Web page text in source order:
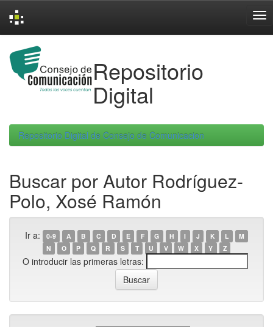
navigation
Repositorio
Digital
Repositorio Digital de Consejo de Comunicacion
Buscar por Autor Rodríguez-
Polo, Xosé Ramón
Ir a: 0-9 A B C D E F G H I J K L
M
N
O P Q R S T U V W X Y Z
O introducir las primeras letras: